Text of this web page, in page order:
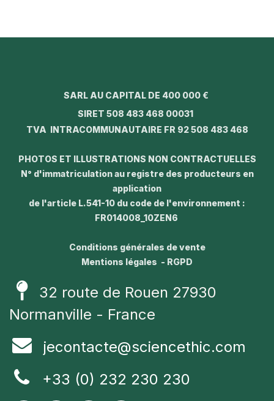
SARL AU CAPITAL DE 400 000 €
SIRET 508 483 468 00031
TVA INTRACOMMUNAUTAIRE FR 92 508 483 468
PHOTOS ET ILLUSTRATIONS NON CONTRACTUELLES
N° d'immatriculation au registre des producteurs en
application
de l'article L.541-10 du code de l'environnement :
FR014008_10ZEN6
Conditions générales de vente
Mentions légales - RGPD
32 route de Rouen 27930
Normanville - France
jecontacte@sciencethic.com
+33 (0) 232 230 230